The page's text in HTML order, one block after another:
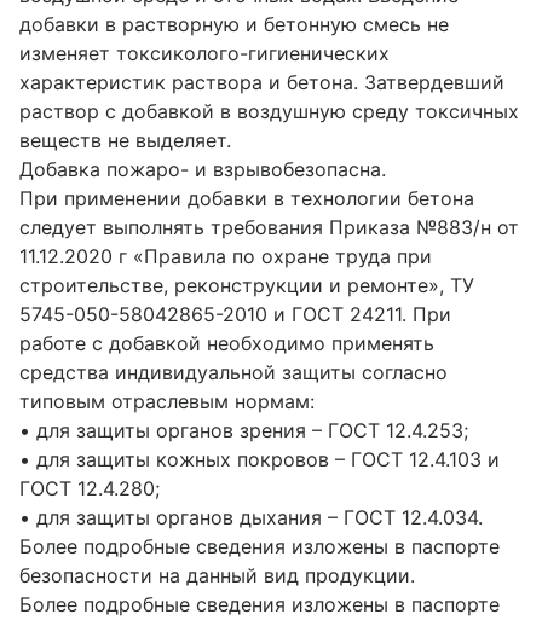
добавки в растворную и бетонную смесь не
изменяет токсиколого-гигиенических
характеристик раствора и бетона. Затвердевший
раствор с добавкой в воздушную среду токсичных
веществ не выделяет.
Добавка пожаро- и взрывобезопасна.
При применении добавки в технологии бетона
следует выполнять требования Приказа №883/н от
11.12.2020 г «Правила по охране труда при
строительстве, реконструкции и ремонте», ТУ
5745-050-58042865-2010 и ГОСТ 24211. При
работе с добавкой необходимо применять
средства индивидуальной защиты согласно
типовым отраслевым нормам:
• для защиты органов зрения – ГОСТ 12.4.253;
• для защиты кожных покровов – ГОСТ 12.4.103 и
ГОСТ 12.4.280;
• для защиты органов дыхания – ГОСТ 12.4.034.
Более подробные сведения изложены в паспорте
безопасности на данный вид продукции.
Более подробные сведения изложены в паспорте